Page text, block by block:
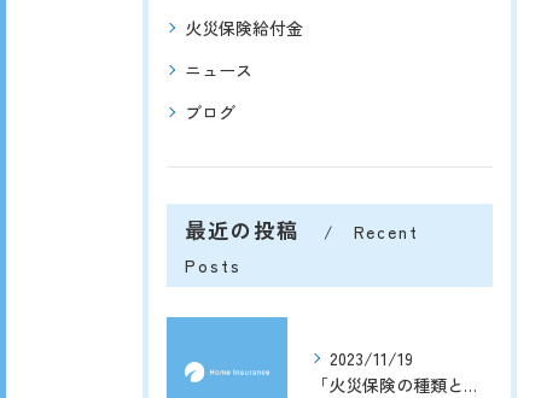
火災保険給付金
ニュース
ブログ
最近の投稿
Recent
Posts
2023/11/19
「火災保険の種類と選び方ガイド」